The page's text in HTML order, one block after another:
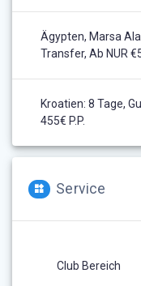
Ägypten, Marsa
Transfer, Ab NUR
Kroatien: 8 Tage,
455€ P.P.
Service
Club Bereich